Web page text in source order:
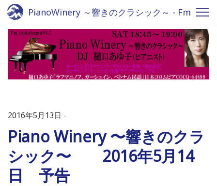
PianoWinery ～響きのクラシック～ - Fm
yokohama 84.7
2016年5月13日
Piano Winery 〜響きのクラ
シック〜 2016年5月14
日 予告